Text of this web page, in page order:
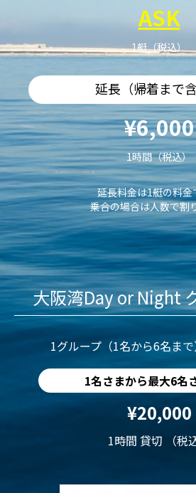
ASK
1艇（税込）
延長（帰着まで含
¥6,000
1時間（税込）
延長料金は1艇の料金
乗合の場合は人数で割
大阪湾Day or Night
1グループ（1名から6名ま
1名さまから最大6名
¥20,000
1時間 貸切 （税込